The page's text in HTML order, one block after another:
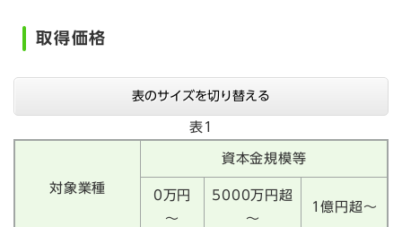
取得価格
表のサイズを切り替える
表1
対象業種
資本金規模等
0万円
～
5000万円超
～
1億円超～